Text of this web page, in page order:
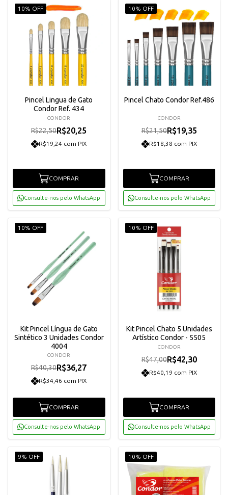
10% OFF
Pincel Lingua de Gato
Condor Ref. 434
CONDOR
R$22,50R$20,25
R$19,24 com PIX
COMPRAR
Consulte-nos pelo WhatsApp
10% OFF
Pincel Chato Condor Ref.486
CONDOR
R$21,50R$19,35
R$18,38 com PIX
COMPRAR
Consulte-nos pelo WhatsApp
10% OFF
Kit Pincel Língua de Gato
Sintético 3 Unidades Condor
4004
CONDOR
R$40,30R$36,27
R$34,46 com PIX
COMPRAR
Consulte-nos pelo WhatsApp
10% OFF
Kit Pincel Chato 5 Unidades
Artístico Condor - 5505
CONDOR
R$47,00R$42,30
R$40,19 com PIX
COMPRAR
Consulte-nos pelo WhatsApp
9% OFF 10% OFF